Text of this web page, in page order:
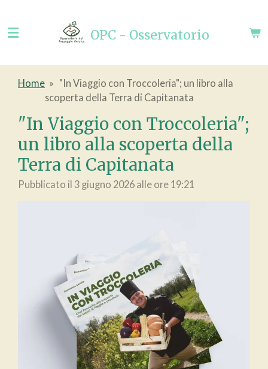
al
contenuto
OPC - Osservatorio
Home » "In Viaggio con Troccoleria"; un libro alla
scoperta della Terra di Capitanata
"In Viaggio con Troccoleria";
un libro alla scoperta della
Terra di Capitanata
Pubblicato il 3 giugno 2026 alle ore 19:21